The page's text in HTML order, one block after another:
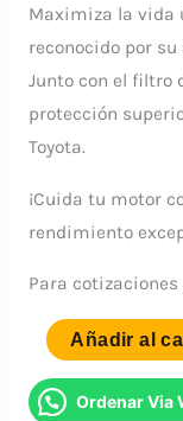
Maximiza la vida
reconocido por
Junto con el filtro
protección
Toyota.
¡Cuida tu motor
rendimiento
Para
KIT
FILTRO
Añadir al
Ordenar Via